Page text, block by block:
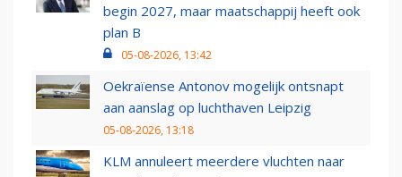
begin 2027, maar maatschappij heeft ook
plan B
05-08-2026, 13:42
Oekraïense Antonov mogelijk ontsnapt
aan aanslag op luchthaven Leipzig
05-08-2026, 13:18
KLM annuleert meerdere vluchten naar